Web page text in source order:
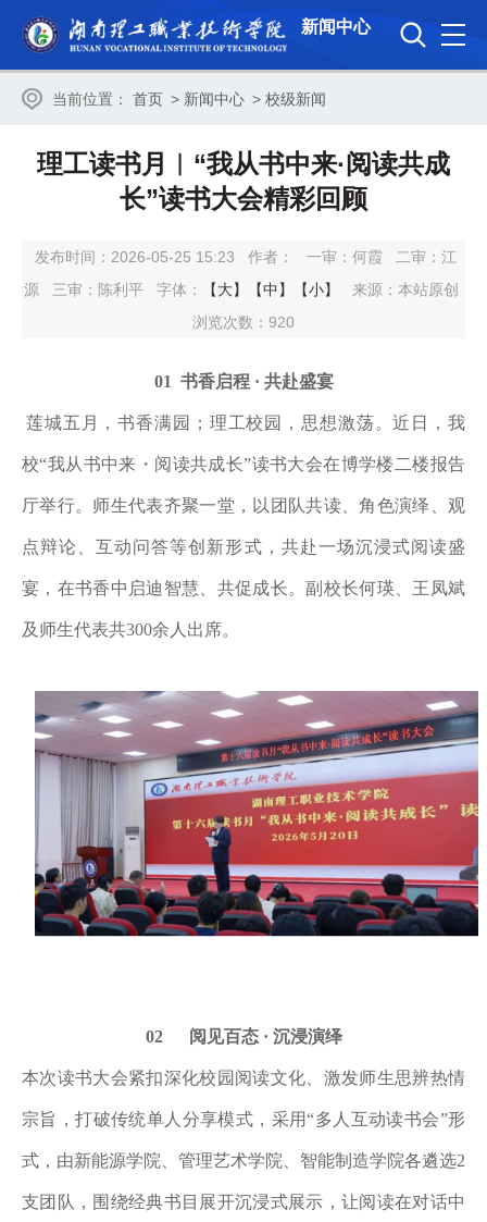
新闻中心
当前位置： 首页 > 新闻中心 > 校级新闻
理工读书月︱“我从书中来·阅读共成
长”读书大会精彩回顾
发布时间：2026-05-25 15:23 作者： 一审： 何霞 二审： 江
源
三审： 陈利平 字体： 【大】 【中】 【小】
来源：本站原创
浏览次数： 920
01 书香启程 · 共赴盛宴
莲城五月，书香满园；理工校园，思想激荡。近日，我
校“我从书中来・阅读共成长”读书大会在博学楼二楼报告
厅举行。师生代表齐聚一堂，以团队共读、角色演绎、观
点辩论、互动问答等创新形式，共赴一场沉浸式阅读盛
宴，在书香中启迪智慧、共促成长。副校长何瑛、王凤斌
及师生代表共300余人出席。
02 阅见百态 · 沉浸演绎
本次读书大会紧扣深化校园阅读文化、激发师生思辨热情
宗旨，打破传统单人分享模式，采用“多人互动读书会”形
式，由新能源学院、管理艺术学院、智能制造学院各遴选2
支团队，围绕经典书目展开沉浸式展示，让阅读在对话中